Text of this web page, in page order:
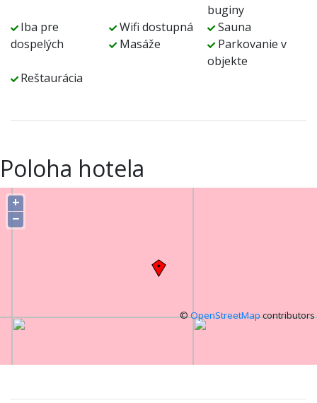
buginy
Iba pre
dospelých
Wifi dostupná
Sauna
Masáže
Parkovanie v
objekte
Reštaurácia
Poloha hotela
+
−
©OpenStreetMapcontributors